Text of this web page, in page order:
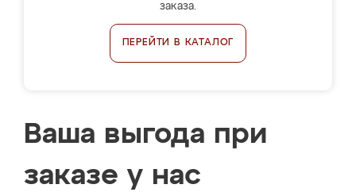
заказа.
ПЕРЕЙТИ В КАТАЛОГ
Ваша выгода при
заказе у нас